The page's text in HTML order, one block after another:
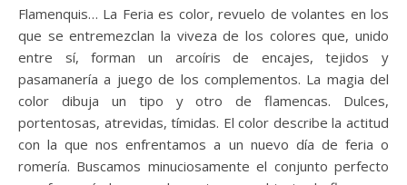
Flamenquis… La Feria es color, revuelo de volantes en los
que se entremezclan la viveza de los colores que, unido
entre sí, forman un arcoíris de encajes, tejidos y
pasamanería a juego de los complementos. La magia del
color dibuja un tipo y otro de flamencas. Dulces,
portentosas, atrevidas, tímidas. El color describe la actitud
con la que nos enfrentamos a un nuevo día de feria o
romería. Buscamos minuciosamente el conjunto perfecto